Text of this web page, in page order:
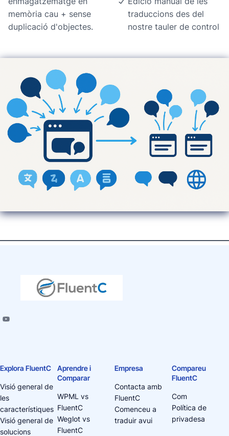
memòria cau + sense
duplicació d'objectes.
traduccions des del
nostre tauler de control
Explora FluentC
Visió general de
les
característiques
Visió general de
solucions
Aprendre i
Comparar
WPML vs
FluentC
Weglot vs
FluentC
Empresa
Contacta amb
FluentC
Comenceu a
traduir avui
Compareu
FluentC
Com
Política de
privadesa